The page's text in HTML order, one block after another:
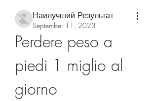
Наилучший Результат
September 11, 2023
Perdere peso a
piedi 1 miglio al
giorno